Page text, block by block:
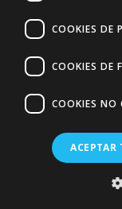
CAUDALIE
CREMA CON
TONO 4 30
COOKIES DE
COOKIES DE
COOKIES NO
ACEPTAR